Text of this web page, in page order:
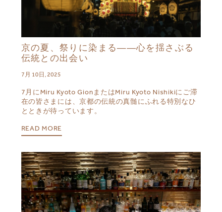
京の夏、祭りに染まる――心を揺さぶる
伝統との出会い
7月 10日, 2025
7月にMiru Kyoto GionまたはMiru Kyoto Nishikiにご滞
在の皆さまには、京都の伝統の真髄にふれる特別なひ
とときが待っています。
READ MORE